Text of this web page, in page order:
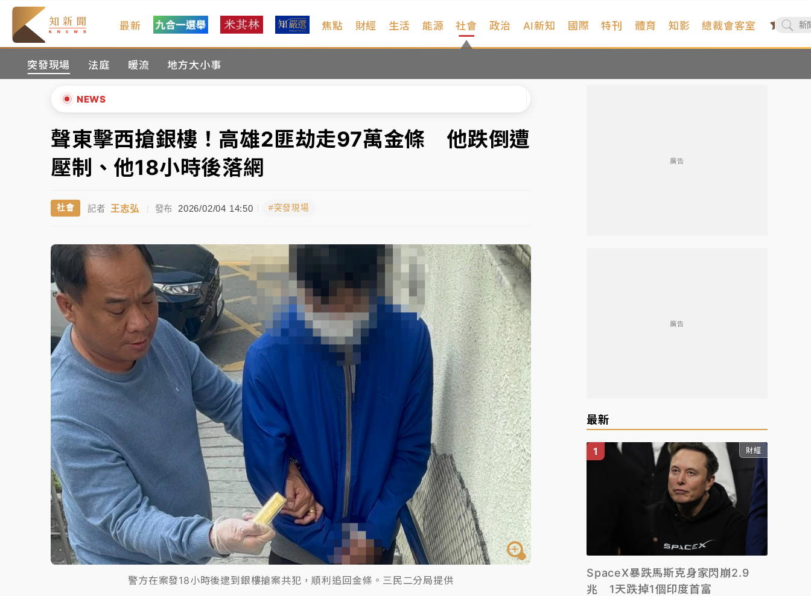
最新 焦點 財經 生活 能源 社會
突發現場 法庭 暖流 地方大小事
政治 AI新知 國際 特刊 體育 知影 總裁會客室
NEWS
中信慈善基金會想增加董事人數！辜仲諒向法院聲請遭駁 理由曝光
故宮《龍藏經》特展第2檔！今線上預約開賣一度塞車 周六起展出延長至晚上7時
台東農業處長涉圖利渡假村！東檢抗告成功 今重開羈押庭
父親節泡湯了！中颱白海豚雨彈轟3天 「紅到發紫」降雨熱區曝
中信慈善基金會想增加董事人數！辜仲諒向法院聲請遭駁 理由曝光
台東農業處長涉圖利渡假村！東檢抗告成功 今重開羈押庭
父親節泡湯了！中颱白海豚雨彈轟3天 「紅到發紫」降雨熱區曝
▲
▼
聲東擊西搶銀樓！高雄2匪劫走97萬金條 他跌倒遭
壓制、他18小時後落網
社會 記者 王志弘 | 發布 2026/02/04 14:50 #突發現場
警方在案發18小時後逮到銀樓搶案共犯，順利追回金條。三民二分局提供
廣告
廣告
最新
財經
SpaceX暴跌馬斯克身家閃崩2.9
兆 1天跌掉1個印度首富